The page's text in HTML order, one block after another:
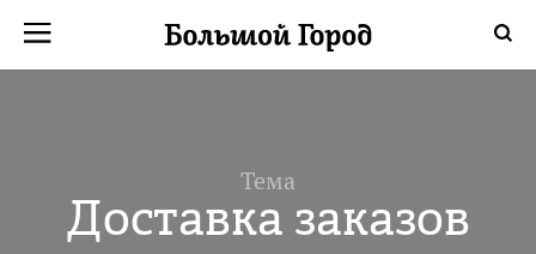
Тема
Доставка заказов